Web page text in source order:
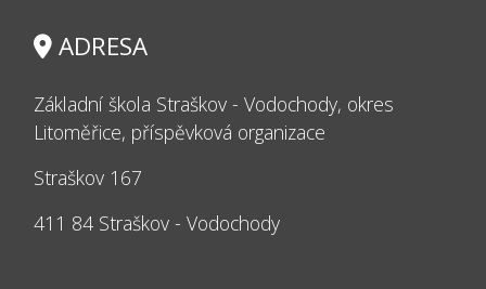
ADRESA
Základní škola Straškov - Vodochody, okres
Litoměřice, příspěvková organizace
Straškov 167
411 84 Straškov - Vodochody